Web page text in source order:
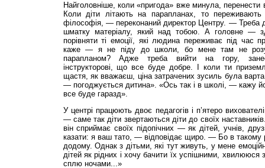
Найголовніше, коли «пригода» вже минула, перенести
Коли діти літають на парапланах, то
філософія, — переконаний директор Центру. — Треба
шматку матеріалу, який над тобою. А головне —
порівняти ті емоції, які людина переживає під час
каже — я не піду до школи, бо мене там не
парапланом? Адже треба вийти на гору,
інструкторові, що все буде добре. І коли ти
щастя, як вважаєш, ціна затрачених зусиль була
— погоджується дитина». «Ось так і в школі, — кажу
все буде гаразд».
У центрі працюють двоє педагогів і п’ятеро
— саме так діти звертаються діти до своїх
він сприймає своїх підопічних — як дітей, учнів,
казати: я ваш тато, — відповідає щиро. — Бо в такому
додому. Однак з дітьми, які тут живуть, у мене
дітей як рідних і хочу бачити їх успішними,
сплю ночами...»